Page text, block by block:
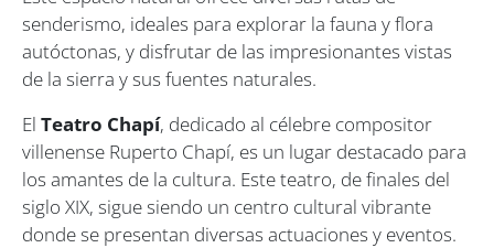
senderismo, ideales para explorar la fauna y flora
autóctonas, y disfrutar de las impresionantes vistas
de la sierra y sus fuentes naturales.
El Teatro Chapí, dedicado al célebre compositor
villenense Ruperto Chapí, es un lugar destacado para
los amantes de la cultura. Este teatro, de finales del
siglo XIX, sigue siendo un centro cultural vibrante
donde se presentan diversas actuaciones y eventos.